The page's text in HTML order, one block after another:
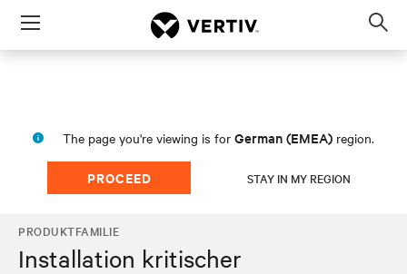
Menu
The page you're viewing is for German (EMEA) region.
PROCEED STAY IN MY REGION
PRODUKTFAMILIE
Installation kritischer